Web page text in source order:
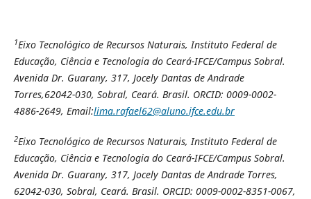
1Eixo Tecnológico de Recursos Naturais, Instituto Federal de
Educação, Ciência e Tecnologia do Ceará-IFCE/Campus Sobral.
Avenida Dr. Guarany, 317, Jocely Dantas de Andrade
Torres,62042-030, Sobral, Ceará. Brasil. ORCID: 0009-0002-
4886-2649, Email:lima.rafael62@aluno.ifce.edu.br
2Eixo Tecnológico de Recursos Naturais, Instituto Federal de
Educação, Ciência e Tecnologia do Ceará-IFCE/Campus Sobral.
Avenida Dr. Guarany, 317, Jocely Dantas de Andrade Torres,
62042-030, Sobral, Ceará. Brasil. ORCID: 0009-0002-8351-0067,